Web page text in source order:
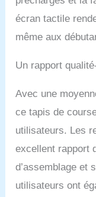
écran tactile
même aux
Un rapport
Avec une
ce tapis de
utilisateurs. Les
excellent rapport
d’assemblage et
utilisateurs ont